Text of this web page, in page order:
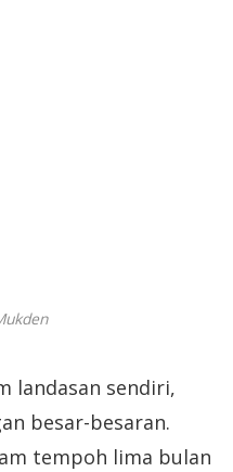
landasan sendiri,
besar-besaran.
tempoh lima bulan